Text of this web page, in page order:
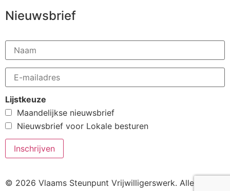
Nieuwsbrief
Lijstkeuze
Maandelijkse nieuwsbrief
Nieuwsbrief voor Lokale besturen
© 2026 Vlaams Steunpunt Vrijwilligerswerk. Alle